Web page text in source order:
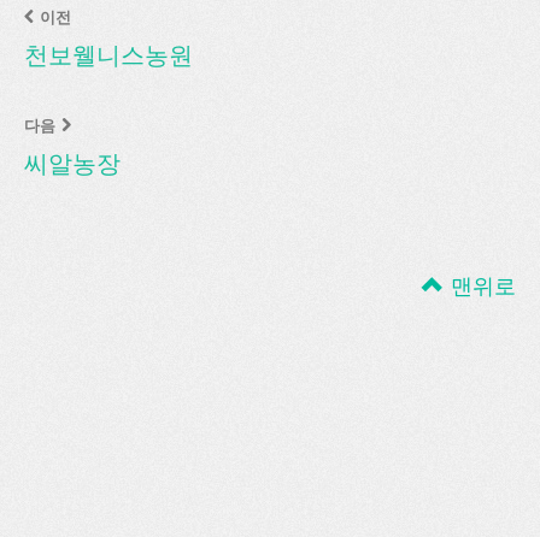
이전
천보웰니스농원
다음
씨알농장
맨위로